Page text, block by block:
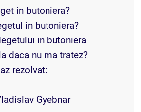
in butoniera?
in butoniera?
in butoniera
daca nu ma tratez?
rezolvat:
Gyebnar